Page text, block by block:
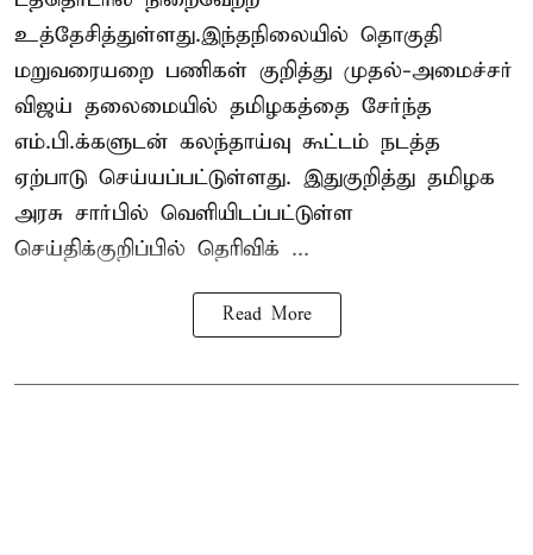
உத்தேசித்துள்ளது.இந்தநிலையில் தொகுதி
மறுவரையறை பணிகள் குறித்து முதல்-அமைச்சர்
விஜய் தலைமையில் தமிழகத்தை சேர்ந்த
எம்.பி.க்களுடன் கலந்தாய்வு கூட்டம் நடத்த
ஏற்பாடு செய்யப்பட்டுள்ளது. இதுகுறித்து தமிழக
அரசு சார்பில் வெளியிடப்பட்டுள்ள
செய்திக்குறிப்பில் தெரிவிக் ...
Read More